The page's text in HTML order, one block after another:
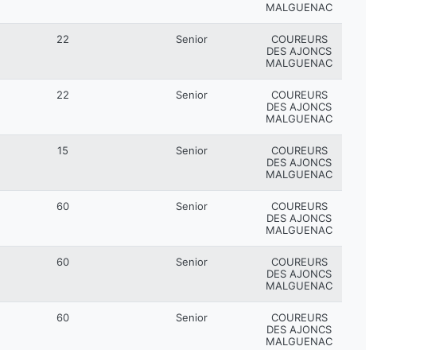
MALGUENAC
22 Senior
COUREURS
DES AJONCS
MALGUENAC
22 Senior
COUREURS
DES AJONCS
MALGUENAC
15 Senior
COUREURS
DES AJONCS
MALGUENAC
60 Senior
COUREURS
DES AJONCS
MALGUENAC
60 Senior
COUREURS
DES AJONCS
MALGUENAC
60 Senior
COUREURS
DES AJONCS
MALGUENAC